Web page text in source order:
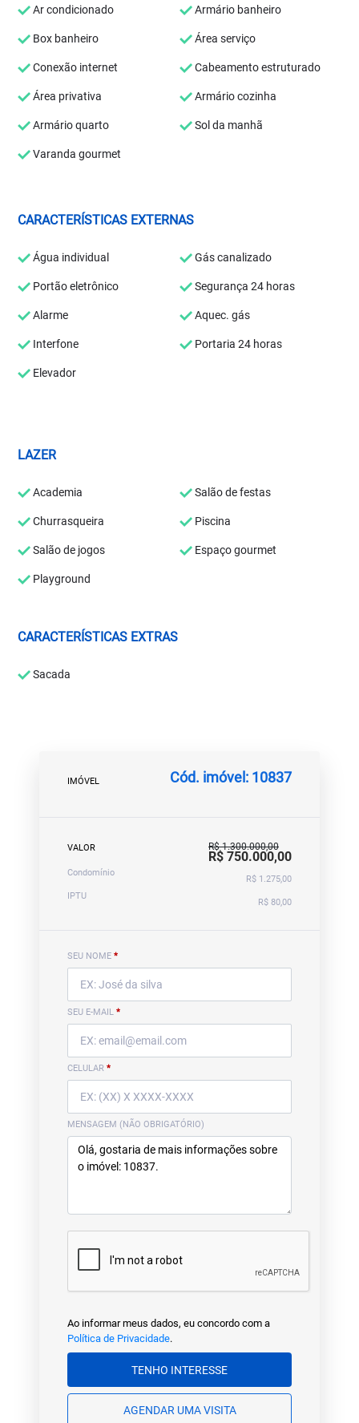
Ar condicionado Armário banheiro
Box banheiro Área serviço
Conexão internet Cabeamento estruturado
Área privativa Armário cozinha
Armário quarto Sol da manhã
Varanda gourmet
CARACTERÍSTICAS EXTERNAS
Água individual Gás canalizado
Portão eletrônico Segurança 24 horas
Alarme Aquec. gás
Interfone Portaria 24 horas
Elevador
LAZER
Academia Salão de festas
Churrasqueira Piscina
Salão de jogos Espaço gourmet
Playground
CARACTERÍSTICAS EXTRAS
Sacada
IMÓVEL Cód. imóvel: 10837
VALOR R$ 1.300.000,00
R$ 750.000,00
Condomínio
R$ 1.275,00
IPTU
R$ 80,00
SEU NOME *
SEU E-MAIL *
CELULAR *
MENSAGEM (NÃO OBRIGATÓRIO)
Ao informar meus dados, eu concordo com a
Política de Privacidade.
TENHO INTERESSE
AGENDAR UMA VISITA